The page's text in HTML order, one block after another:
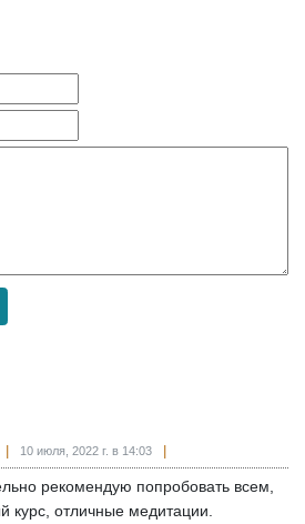
10 июля, 2022 г. в 14:03
рекомендую попробовать всем,
курс, отличные медитации.